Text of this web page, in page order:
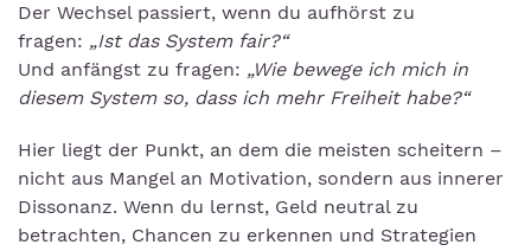
Der Wechsel passiert, wenn du aufhörst zu
fragen: „Ist das System fair?“
Und anfängst zu fragen: „Wie bewege ich mich in
diesem System so, dass ich mehr Freiheit habe?“
Hier liegt der Punkt, an dem die meisten scheitern –
nicht aus Mangel an Motivation, sondern aus innerer
Dissonanz. Wenn du lernst, Geld neutral zu
betrachten, Chancen zu erkennen und Strategien